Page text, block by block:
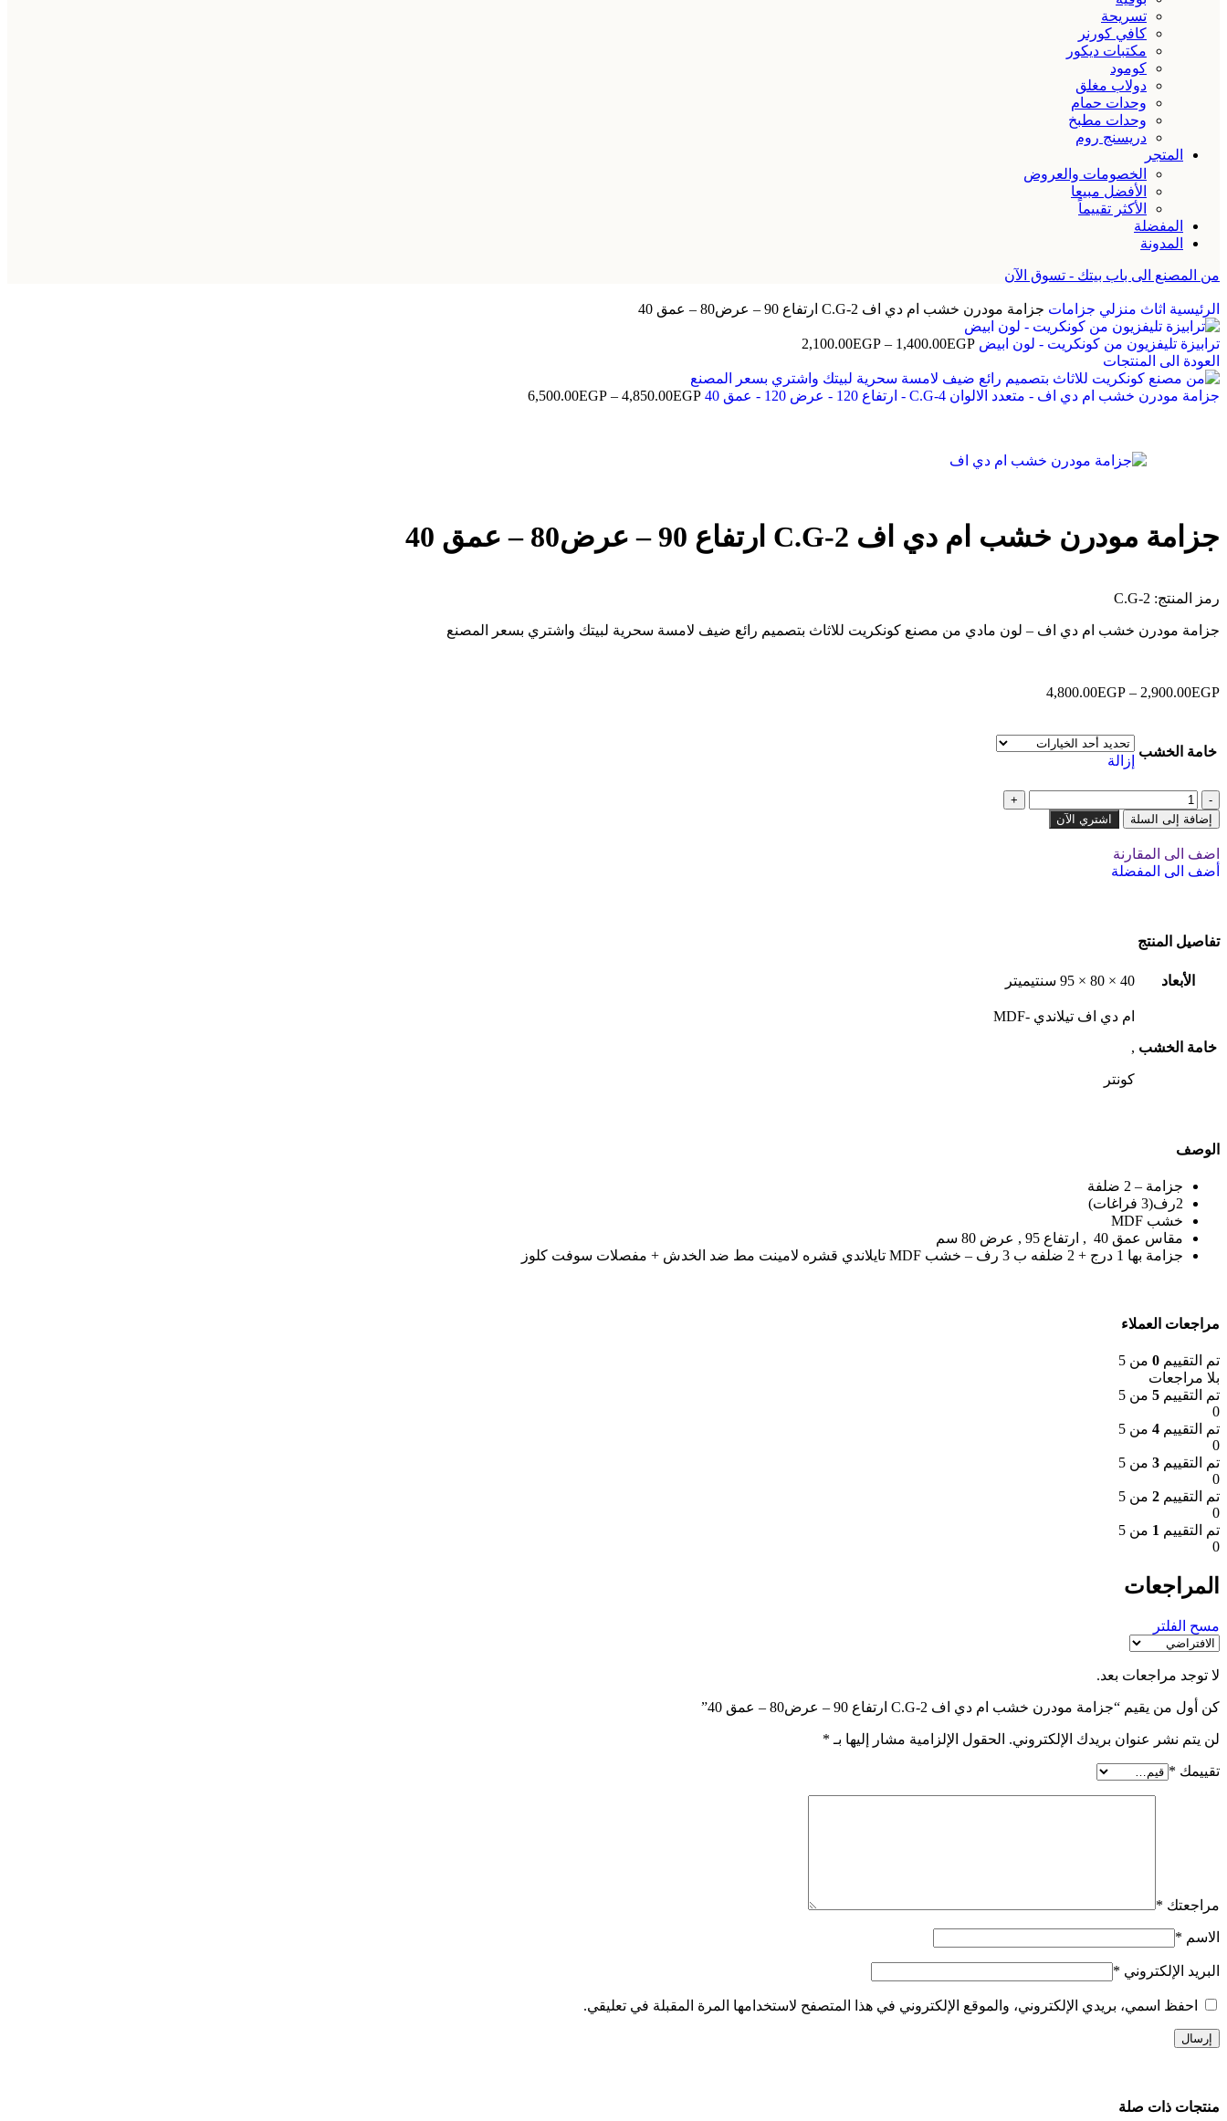
تسريحة
كافي كورنر
مكتبات ديكور
كومود
دولاب مغلق
وحدات حمام
وحدات مطبخ
دريسنج روم
المتجر
الخصومات والعروض
الأفضل مبيعا
الأكثر تقييماً
المفضلة
المدونة
من المصنع الى باب بيتك - تسوق الآن
الرئيسية اثاث منزلي جزامات جزامة مودرن خشب ام دي اف C.G-2 ارتفاع 90 – عرض80 – عمق 40
ترابيزة تليفزيون من كونكريت - لون ابيض 1,400.00EGP
–
2,100.00EGP
العودة الى المنتجات
جزامة مودرن خشب ام دي اف - متعدد الالوان C.G-4 - ارتفاع 120 - عرض 120 - عمق 40 4,850.00EGP
–
6,500.00EGP
جزامة مودرن خشب ام دي اف C.G-2 ارتفاع 90 – عرض80 – عمق 40
رمز المنتج: C.G-2
جزامة مودرن خشب ام دي اف – لون مادي من مصنع كونكريت للاثاث بتصميم رائع ضيف لامسة سحرية لبيتك واشتري بسعر المصنع
2,900.00EGP
–
4,800.00EGP
خامة الخشب
إزالة
إضافة إلى السلة اشتري الآن
اضف الى المقارنة
أضف الى المفضلة
تفاصيل المنتج
الأبعاد 40 × 80 × 95 سنتيميتر
خامة الخشب
ام دي اف تيلاندي -MDF
,
كونتر
الوصف
جزامة – 2 ضلفة
2رف(3 فراغات)
خشب MDF
مقاس عمق 40 , ارتفاع 95 , عرض 80 سم
جزامة بها 1 درج + 2 ضلفه ب 3 رف – خشب MDF تايلاندي قشره لامينت مط ضد الخدش + مفصلات سوفت كلوز
مراجعات العملاء
تم التقييم 0 من 5
بلا مراجعات
تم التقييم 5 من 5
0
تم التقييم 4 من 5
0
تم التقييم 3 من 5
0
تم التقييم 2 من 5
0
تم التقييم 1 من 5
0
المراجعات
مسح الفلتر
لا توجد مراجعات بعد.
كن أول من يقيم “جزامة مودرن خشب ام دي اف C.G-2 ارتفاع 90 – عرض80 – عمق 40”
لن يتم نشر عنوان بريدك الإلكتروني. الحقول الإلزامية مشار إليها بـ *
تقييمك *
مراجعتك *
الاسم *
البريد الإلكتروني *
احفظ اسمي، بريدي الإلكتروني، والموقع الإلكتروني في هذا المتصفح لاستخدامها المرة المقبلة في تعليقي.
منتجات ذات صلة